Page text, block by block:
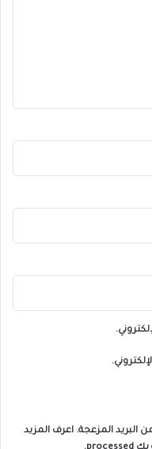
البريد المزعجة. اعرف المزيد